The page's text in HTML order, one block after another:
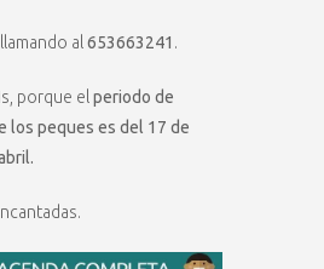
al653663241 .
porque elperiodo de
los peques es del 17 de